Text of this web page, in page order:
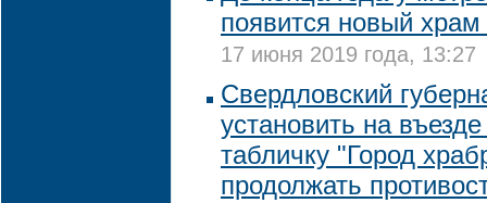
появится новый
17 июня 2019 года, 13:27
Свердловский
установить на
табличку "Город
продолжать